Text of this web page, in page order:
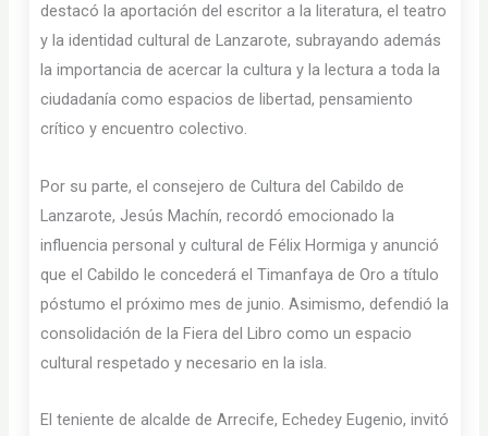
destacó la aportación del escritor a la literatura, el teatro
y la identidad cultural de Lanzarote, subrayando además
la importancia de acercar la cultura y la lectura a toda la
ciudadanía como espacios de libertad, pensamiento
crítico y encuentro colectivo.
Por su parte, el consejero de Cultura del Cabildo de
Lanzarote, Jesús Machín, recordó emocionado la
influencia personal y cultural de Félix Hormiga y anunció
que el Cabildo le concederá el Timanfaya de Oro a título
póstumo el próximo mes de junio. Asimismo, defendió la
consolidación de la Fiera del Libro como un espacio
cultural respetado y necesario en la isla.
El teniente de alcalde de Arrecife, Echedey Eugenio, invitó